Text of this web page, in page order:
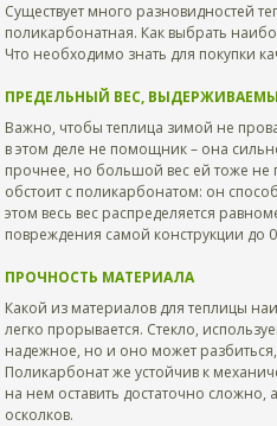
Существует много разновидностей
поликарбонатная. Как выбрать
Что необходимо знать для покупки
ПРЕДЕЛЬНЫЙ ВЕС,
Важно, чтобы теплица зимой не
в этом деле не помощник – она
прочнее, но большой вес ей тоже не
обстоит с поликарбонатом: он
этом весь вес распределяется
повреждения самой конструкции до
ПРОЧНОСТЬ МАТЕРИАЛА
Какой из материалов для теплицы
легко прорывается. Стекло,
надежное, но и оно может
Поликарбонат же устойчив к
на нем оставить достаточно сложно,
осколков.